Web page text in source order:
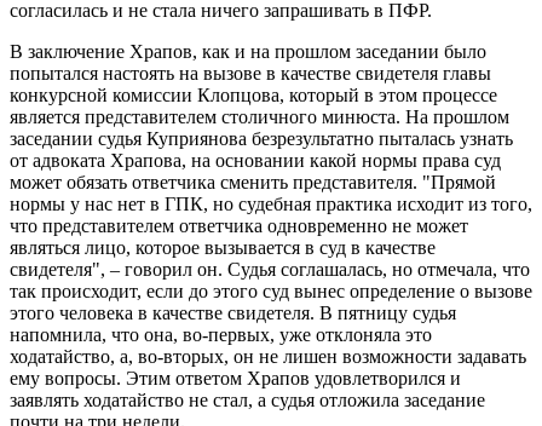
согласилась и не стала ничего запрашивать в ПФР.
В заключение Храпов, как и на прошлом заседании было
попытался настоять на вызове в качестве свидетеля главы
конкурсной комиссии Клопцова, который в этом процессе
является представителем столичного минюста. На прошлом
заседании судья Куприянова безрезультатно пыталась узнать
от адвоката Храпова, на основании какой нормы права суд
может обязать ответчика сменить представителя. "Прямой
нормы у нас нет в ГПК, но судебная практика исходит из того,
что представителем ответчика одновременно не может
являться лицо, которое вызывается в суд в качестве
свидетеля", – говорил он. Судья соглашалась, но отмечала, что
так происходит, если до этого суд вынес определение о вызове
этого человека в качестве свидетеля. В пятницу судья
напомнила, что она, во-первых, уже отклоняла это
ходатайство, а, во-вторых, он не лишен возможности задавать
ему вопросы. Этим ответом Храпов удовлетворился и
заявлять ходатайство не стал, а судья отложила заседание
почти на три недели.